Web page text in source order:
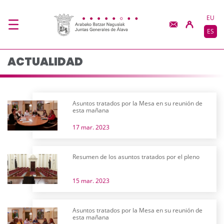
Actualidad - JJGG-
EU
ES
ACTUALIDAD
Asuntos tratados por la Mesa en su reunión de
esta mañana
17 mar. 2023
Resumen de los asuntos tratados por el pleno
15 mar. 2023
Asuntos tratados por la Mesa en su reunión de
esta mañana